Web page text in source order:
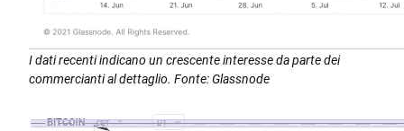
I dati recenti indicano un crescente interesse da parte dei
commercianti al dettaglio. Fonte: Glassnode